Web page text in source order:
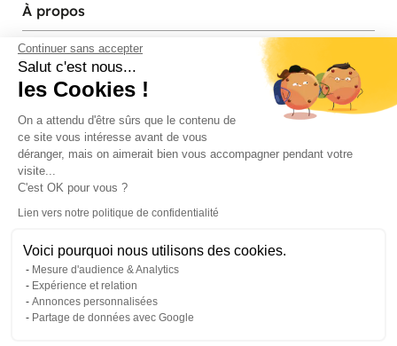
Continuer sans accepter
Salut c'est nous...
les Cookies !
On a attendu d'être sûrs que le contenu de
ce site vous intéresse avant de vous
déranger, mais on aimerait bien vous accompagner pendant votre
visite...
C'est OK pour vous ?
Lien vers notre politique de confidentialité
Voici pourquoi nous utilisons des cookies.
Mesure d'audience & Analytics
Expérience et relation
Annonces personnalisées
Partage de données avec Google
À propos
Services et contact
Magasins et Showrooms
Modes de paiement acceptés
© Pier Import2026